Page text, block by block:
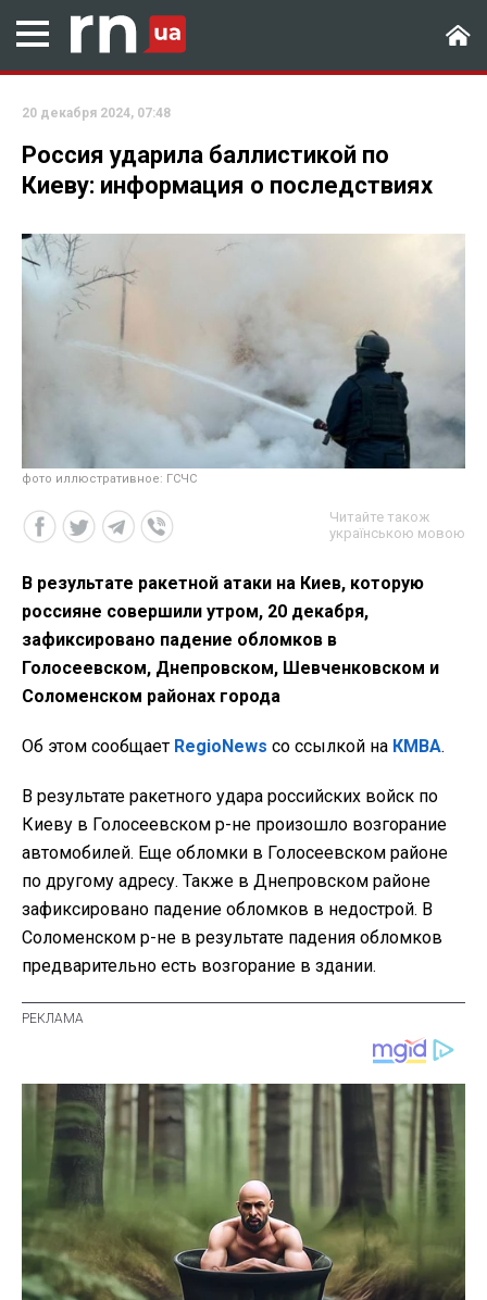
20 декабря 2024, 07:48
Россия ударила баллистикой по
Киеву: информация о последствиях
фото иллюстративное: ГСЧС
Читайте також
українською мовою
В результате ракетной атаки на Киев, которую
россияне совершили утром, 20 декабря,
зафиксировано падение обломков в
Голосеевском, Днепровском, Шевченковском и
Соломенском районах города
Об этом сообщает RegioNews со ссылкой на КМВА.
В результате ракетного удара российских войск по
Киеву в Голосеевском р-не произошло возгорание
автомобилей. Еще обломки в Голосеевском районе
по другому адресу. Также в Днепровском районе
зафиксировано падение обломков в недострой. В
Соломенском р-не в результате падения обломков
предварительно есть возгорание в здании.